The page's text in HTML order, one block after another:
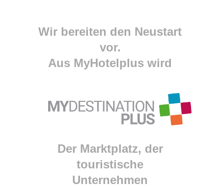
Wir bereiten den Neustart
vor.
Aus MyHotelplus wird
Der Marktplatz, der
touristische
Unternehmen